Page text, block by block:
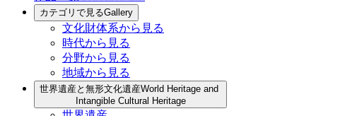
カテゴリで見るGallery
文化財体系から見る
時代から見る
分野から見る
地域から見る
世界遺産と無形文化遺産World Heritage and
Intangible Cultural Heritage